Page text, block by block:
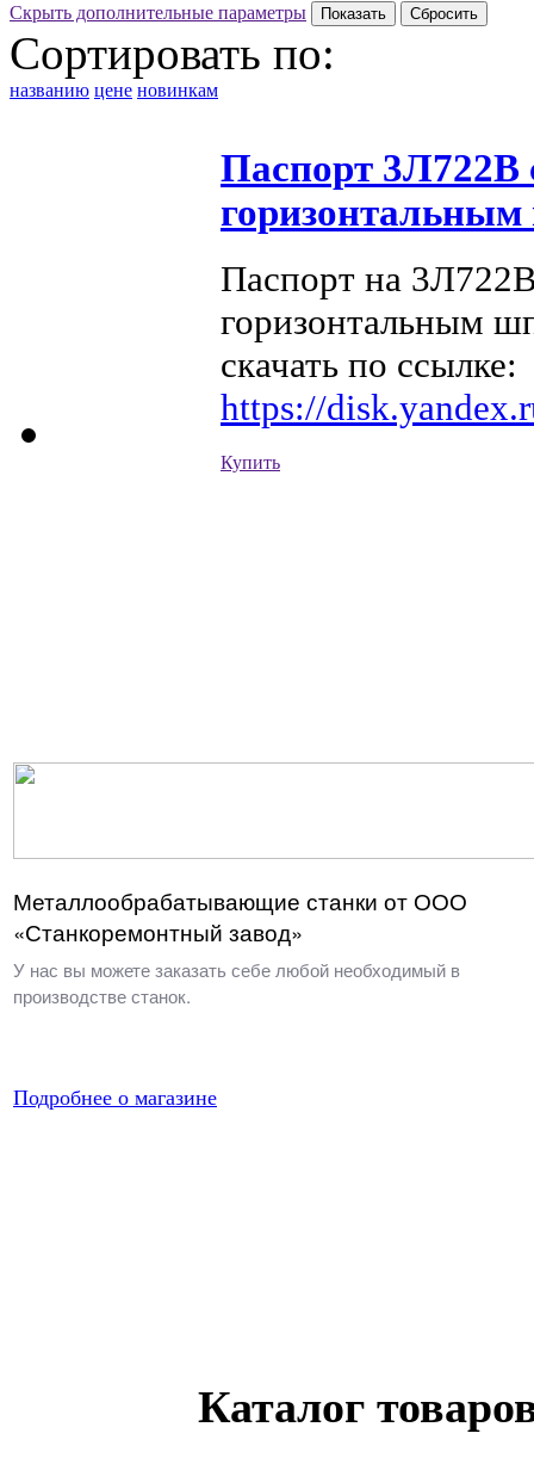
Скрыть дополнительные параметры
Сортировать по:
названию цене новинкам
Паспорт 3Л722В
Паспорт на
горизонтальным
скачать по ссылке:
https://
Купить
Металлообрабатывающие станки от ООО
«Станкоремонтный завод»
У нас вы можете заказать себе любой необходимый в
производстве станок.
Подробнее о магазине
Каталог